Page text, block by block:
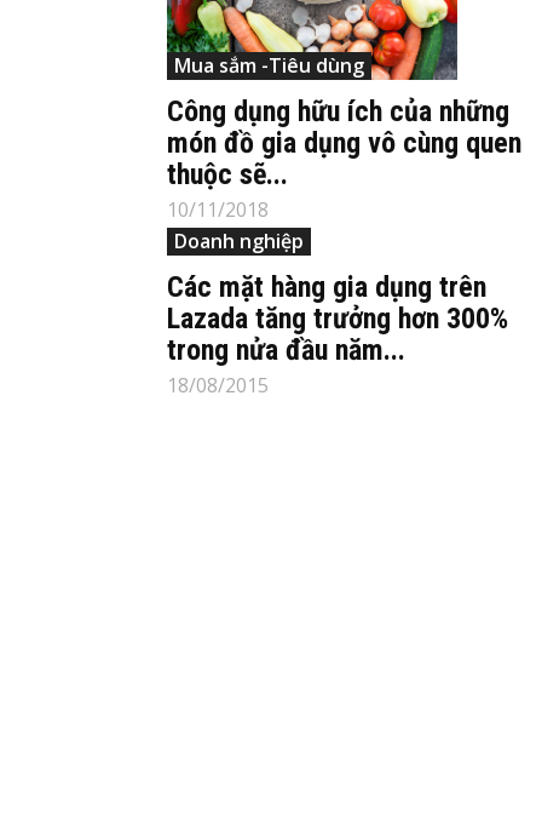
Mua sắm -Tiêu dùng
Công dụng hữu ích của những
món đồ gia dụng vô cùng quen
thuộc sẽ...
10/11/2018
Doanh nghiệp
Các mặt hàng gia dụng trên
Lazada tăng trưởng hơn 300%
trong nửa đầu năm...
18/08/2015